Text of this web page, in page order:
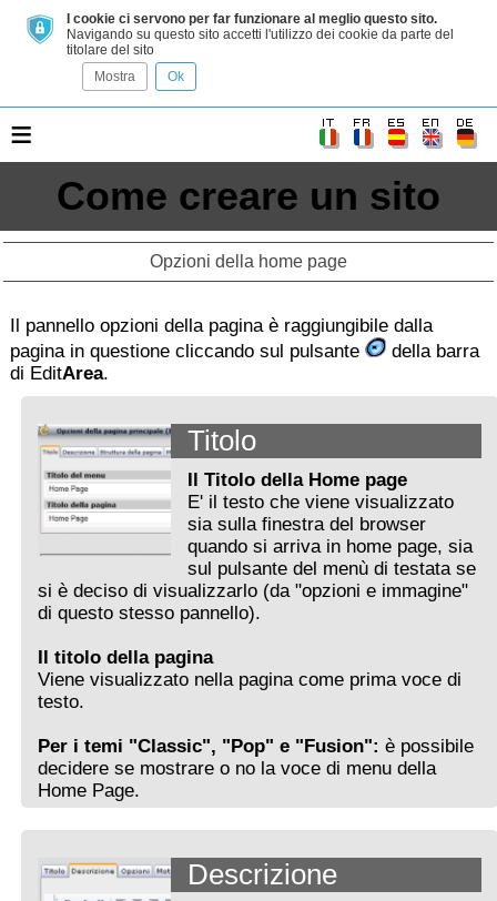
I cookie ci servono per far funzionare al meglio questo sito.
Navigando su questo sito accetti l'utilizzo dei cookie da parte del
titolare del sito
Mostra
Ok
≡
Come creare un sito
Opzioni della home page
Il pannello opzioni della pagina è raggiungibile dalla
pagina in questione cliccando sul pulsante
della barra
di EditArea.
Titolo
Il Titolo della Home page
E' il testo che viene visualizzato
sia sulla finestra del browser
quando si arriva in home page, sia
sul pulsante del menù di testata se
si è deciso di visualizzarlo (da "opzioni e immagine"
di questo stesso pannello).
Il titolo della pagina
Viene visualizzato nella pagina come prima voce di
testo.
Per i temi "Classic", "Pop" e "Fusion": è possibile
decidere se mostrare o no la voce di menu della
Home Page.
Descrizione